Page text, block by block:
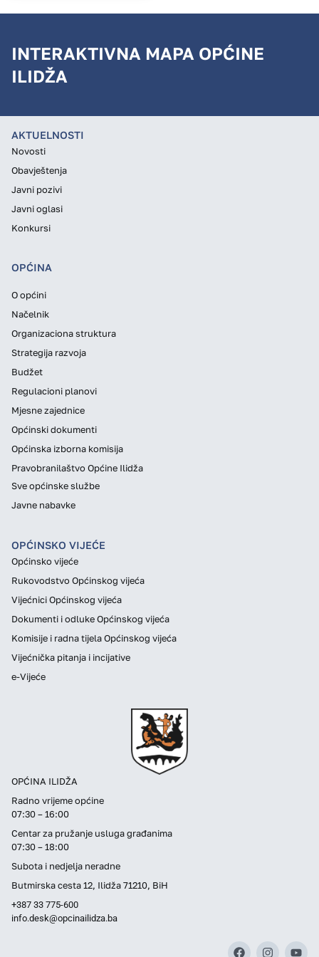
INTERAKTIVNA MAPA OPĆINE
ILIDŽA
OPĆINA ILIDŽA
Radno vrijeme općine
07:30 – 16:00
Centar za pružanje usluga građanima
07:30 – 18:00
Subota i nedjelja neradne
Butmirska cesta 12, Ilidža 71210, BiH
+387 33 775-600
info.desk@opcinailidza.ba
AKTUELNOSTI
Novosti
Obavještenja
Javni pozivi
Javni oglasi
Konkursi
OPĆINA
O općini
Načelnik
Organizaciona struktura
Strategija razvoja
Budžet
Regulacioni planovi
Mjesne zajednice
Općinski dokumenti
Općinska izborna komisija
Pravobranilaštvo Općine Ilidža
Sve općinske službe
Javne nabavke
OPĆINSKO VIJEĆE
Općinsko vijeće
Rukovodstvo Općinskog vijeća
Vijećnici Općinskog vijeća
Dokumenti i odluke Općinskog vijeća
Komisije i radna tijela Općinskog vijeća
Vijećnička pitanja i incijative
e-Vijeće